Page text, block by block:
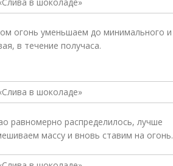
огонь уменьшаем до минимального и
в течение получаса.
равномерно распределилось, лучше
массу и вновь ставим на огонь.